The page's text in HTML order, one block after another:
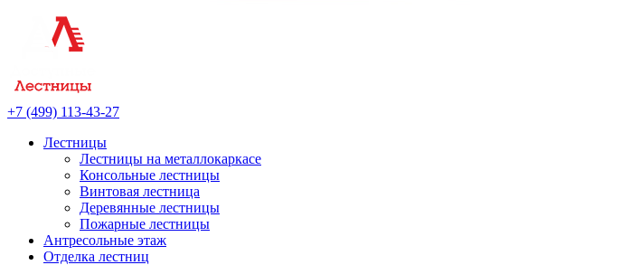
+7 (499) 113-43-27
Лестницы
Лестницы на металлокаркасе
Консольные лестницы
Винтовая лестница
Деревянные лестницы
Пожарные лестницы
Антресольные этаж
Отделка лестниц